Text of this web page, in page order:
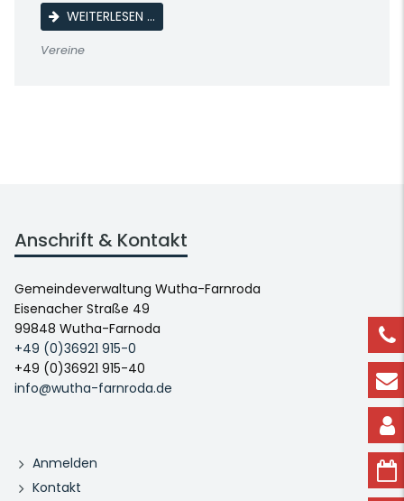
WEITERLESEN …JSG ERBSTROMTAL - SV NORMANIA
Vereine
Anschrift & Kontakt
Gemeindeverwaltung Wutha-Farnroda
Eisenacher Straße 49
99848 Wutha-Farnoda
+49 (0)36921 915-0
+49 (0)36921 915-40
info@wutha-farnroda.de
Anmelden
Kontakt